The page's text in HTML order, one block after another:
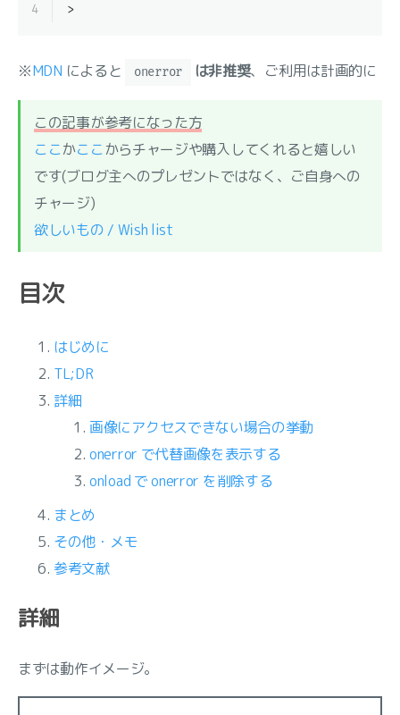
4
>
※MDN によると onerror は非推奨、ご利用は計画的に
この記事が参考になった方
ここかここ からチャージや購入してくれると嬉しい
です(ブログ主へのプレゼントではなく、ご自身への
チャージ)
欲しいもの / Wish list
目次
はじめに
TL;DR
詳細
画像にアクセスできない場合の挙動
onerror で代替画像を表示する
onload で onerror を削除する
まとめ
その他・メモ
参考文献
詳細
まずは動作イメージ。